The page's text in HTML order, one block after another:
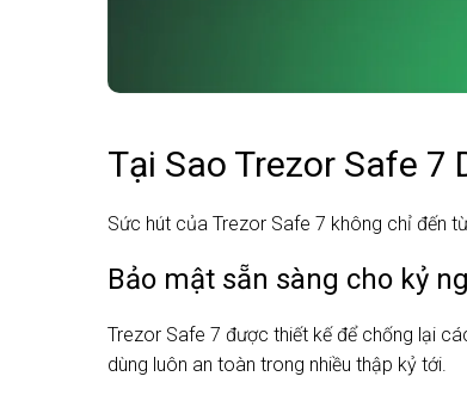
Tại Sao Trezor Safe 7
Sức hút của Trezor Safe 7 không chỉ đến
Bảo mật sẵn sàng cho kỷ
Trezor Safe 7 được thiết kế để chống lại
dùng luôn an toàn trong nhiều thập kỷ tới.